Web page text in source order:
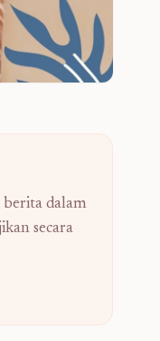
berita dalam
secara